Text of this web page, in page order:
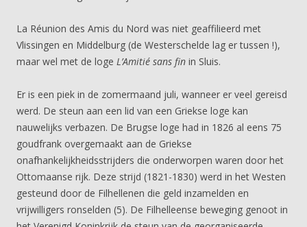
La Réunion des Amis du Nord was niet geaffilieerd met
Vlissingen en Middelburg (de Westerschelde lag er tussen !),
maar wel met de loge L’Amitié sans fin in Sluis.
Er is een piek in de zomermaand juli, wanneer er veel gereisd
werd. De steun aan een lid van een Griekse loge kan
nauwelijks verbazen. De Brugse loge had in 1826 al eens 75
goudfrank overgemaakt aan de Griekse
onafhankelijkheidsstrijders die onderworpen waren door het
Ottomaanse rijk. Deze strijd (1821-1830) werd in het Westen
gesteund door de Filhellenen die geld inzamelden en
vrijwilligers ronselden (5). De Filhelleense beweging genoot in